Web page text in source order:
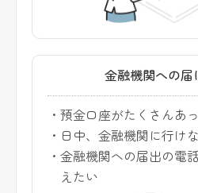
金融機関への届
・預金口座がたくさんあ
・日中、金融機関に行け
・金融機関への届出の電
えたい